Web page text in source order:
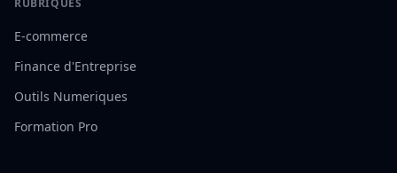
RUBRIQUES
E-commerce
Finance d'Entreprise
Outils Numeriques
Formation Pro